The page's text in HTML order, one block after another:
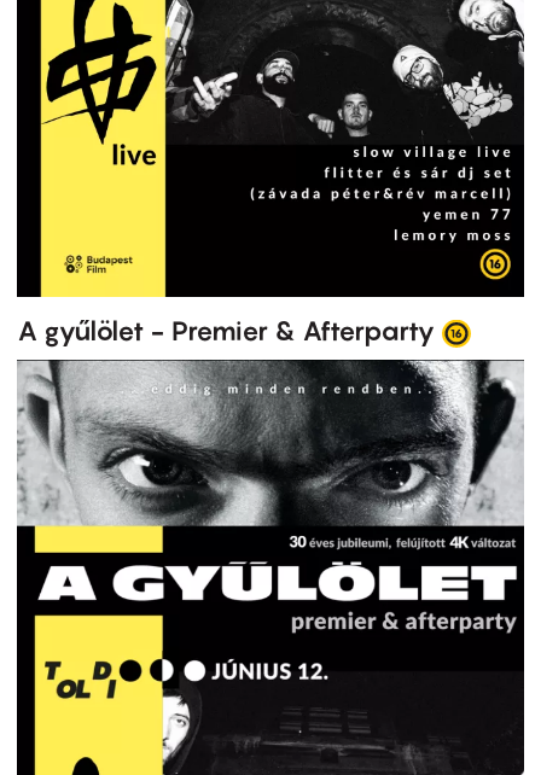
A gyűlölet - Premier & Afterparty